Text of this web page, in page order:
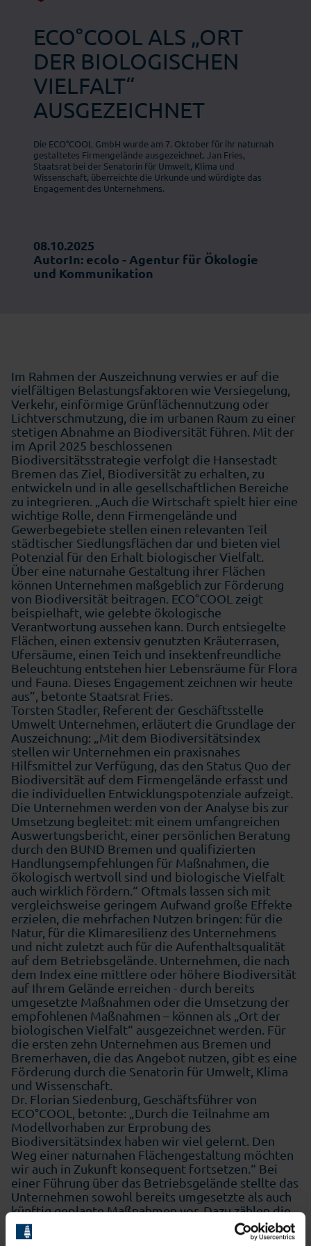
ECO°COOL ALS „ORT
DER BIOLOGISCHEN
VIELFALT“
AUSGEZEICHNET
Die ECO°COOL GmbH wurde am 7. Oktober für ihr naturnah
gestaltetes Firmengelände ausgezeichnet. Jan Fries,
Staatsrat bei der Senatorin für Umwelt, Klima und
Wissenschaft, überreichte die Urkunde und würdigte das
Engagement des Unternehmens.
08.10.2025
AutorIn: ecolo - Agentur für Ökologie
und Kommunikation
Im Rahmen der Auszeichnung verwies er auf die
vielfältigen Belastungsfaktoren wie Versiegelung,
Verkehr, einförmige Grünflächennutzung oder
Lichtverschmutzung, die im urbanen Raum zu einer
stetigen Abnahme an Biodiversität führen. Mit der
im April 2025 beschlossenen
Biodiversitätsstrategie verfolgt die Hansestadt
Bremen das Ziel, Biodiversität zu erhalten, zu
entwickeln und in alle gesellschaftlichen Bereiche
zu integrieren. „Auch die Wirtschaft spielt hier eine
wichtige Rolle, denn Firmengelände und
Gewerbegebiete stellen einen relevanten Teil
städtischer Siedlungsflächen dar und bieten viel
Potenzial für den Erhalt biologischer Vielfalt.
Über eine naturnahe Gestaltung ihrer Flächen
können Unternehmen maßgeblich zur Förderung
von Biodiversität beitragen. ECO°COOL zeigt
beispielhaft, wie gelebte ökologische
Verantwortung aussehen kann. Durch entsiegelte
Flächen, einen extensiv genutzten Kräuterrasen,
Ufersäume, einen Teich und insektenfreundliche
Beleuchtung entstehen hier Lebensräume für Flora
und Fauna. Dieses Engagement zeichnen wir heute
aus”, betonte Staatsrat Fries.
Torsten Stadler, Referent der Geschäftsstelle
Umwelt Unternehmen, erläutert die Grundlage der
Auszeichnung: „Mit dem Biodiversitätsindex
stellen wir Unternehmen ein praxisnahes
Hilfsmittel zur Verfügung, das den Status Quo der
Biodiversität auf dem Firmengelände erfasst und
die individuellen Entwicklungspotenziale aufzeigt.
Die Unternehmen werden von der Analyse bis zur
Umsetzung begleitet: mit einem umfangreichen
Auswertungsbericht, einer persönlichen Beratung
durch den BUND Bremen und qualifizierten
Handlungsempfehlungen für Maßnahmen, die
ökologisch wertvoll sind und biologische Vielfalt
auch wirklich fördern.“ Oftmals lassen sich mit
vergleichsweise geringem Aufwand große Effekte
erzielen, die mehrfachen Nutzen bringen: für die
Natur, für die Klimaresilienz des Unternehmens
und nicht zuletzt auch für die Aufenthaltsqualität
auf dem Betriebsgelände. Unternehmen, die nach
dem Index eine mittlere oder höhere Biodiversität
auf Ihrem Gelände erreichen - durch bereits
umgesetzte Maßnahmen oder die Umsetzung der
empfohlenen Maßnahmen – können als „Ort der
biologischen Vielfalt“ ausgezeichnet werden. Für
die ersten zehn Unternehmen aus Bremen und
Bremerhaven, die das Angebot nutzen, gibt es eine
Förderung durch die Senatorin für Umwelt, Klima
und Wissenschaft.
Dr. Florian Siedenburg, Geschäftsführer von
ECO°COOL, betonte: „Durch die Teilnahme am
Modellvorhaben zur Erprobung des
Biodiversitätsindex haben wir viel gelernt. Den
Weg einer naturnahen Flächengestaltung möchten
wir auch in Zukunft konsequent fortsetzen.“ Bei
einer Führung über das Betriebsgelände stellte das
Unternehmen sowohl bereits umgesetzte als auch
künftig geplante Maßnahmen vor. Dazu zählen die
Anpflanzung heimischer Bäume sowie die
ökologische Aufwertung durch Strukturelemente